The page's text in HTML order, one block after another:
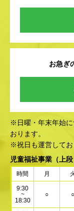
お急ぎ
※日曜・年末年始に
おります。
※祝日も運営してお
児童福祉事業 （上
時間 月
9:30
~
18:30
○ ○